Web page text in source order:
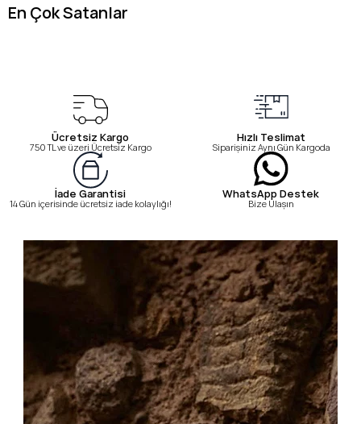
En Çok Satanlar
Ücretsiz Kargo
750 TL ve üzeri Ücretsiz Kargo
Hızlı Teslimat
Siparişiniz Aynı Gün Kargoda
İade Garantisi
14 Gün içerisinde ücretsiz iade kolaylığı!
WhatsApp Destek
Bize Ulaşın